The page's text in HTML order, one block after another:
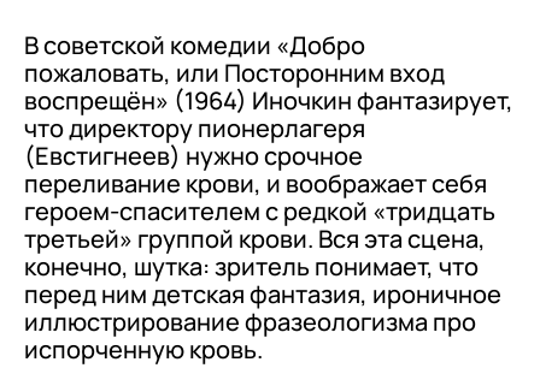
В советской комедии «Добро
пожаловать, или Посторонним вход
воспрещён» (1964) Иночкин фантазирует,
что директору пионерлагеря
(Евстигнеев) нужно срочное
переливание крови, и воображает себя
героем-спасителем с редкой «тридцать
третьей» группой крови. Вся эта сцена,
конечно, шутка: зритель понимает, что
перед ним детская фантазия, ироничное
иллюстрирование фразеологизма про
испорченную кровь.